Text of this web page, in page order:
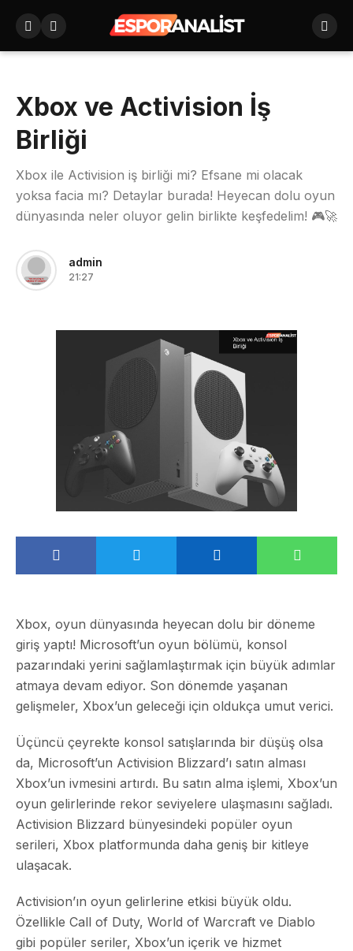
Xbox ve Activision İş
Birliği
Xbox ile Activision iş birliği mi? Efsane mi olacak
yoksa facia mı? Detaylar burada! Heyecan dolu oyun
dünyasında neler oluyor gelin birlikte keşfedelim! 🎮🚀
admin
21:27
Xbox, oyun dünyasında heyecan dolu bir döneme
giriş yaptı! Microsoft’un oyun bölümü, konsol
pazarındaki yerini sağlamlaştırmak için büyük adımlar
atmaya devam ediyor. Son dönemde yaşanan
gelişmeler, Xbox’un geleceği için oldukça umut verici.
Üçüncü çeyrekte konsol satışlarında bir düşüş olsa
da, Microsoft’un Activision Blizzard’ı satın alması
Xbox’un ivmesini artırdı. Bu satın alma işlemi, Xbox’un
oyun gelirlerinde rekor seviyelere ulaşmasını sağladı.
Activision Blizzard bünyesindeki popüler oyun
serileri, Xbox platformunda daha geniş bir kitleye
ulaşacak.
Activision’ın oyun gelirlerine etkisi büyük oldu.
Özellikle Call of Duty, World of Warcraft ve Diablo
gibi popüler seriler, Xbox’un içerik ve hizmet